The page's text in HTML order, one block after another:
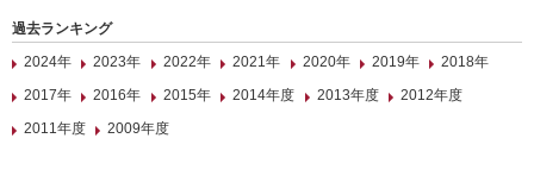
過去ランキング
2024年
2023年 2022年 2021年 2020年 2019年
2018年
2017年
2016年 2015年 2014年度 2013年度
2012年度
2011年度
2009年度